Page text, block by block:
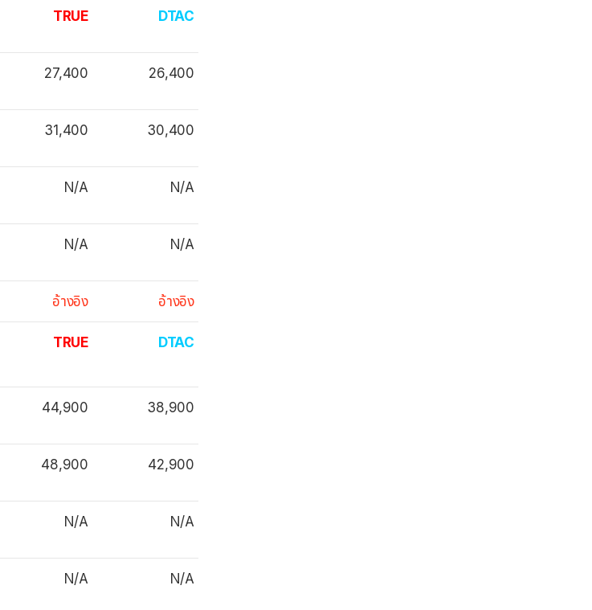
TRUE DTAC
27,400 26,400
31,400 30,400
N/A N/A
N/A N/A
อ้างอิง อ้างอิง
TRUE DTAC
44,900 38,900
48,900 42,900
N/A N/A
N/A N/A